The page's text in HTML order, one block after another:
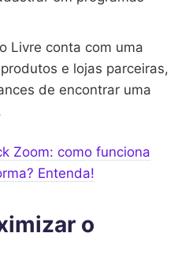
Livre conta com uma
e lojas parceiras,
de encontrar uma
Zoom: como funciona
Entenda!
o